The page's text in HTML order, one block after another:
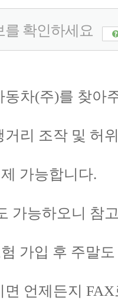
를 확인하세요
차(주)를 찾아
리 조작 및 허
가능합니다.
가능하오니 참
가입 후 주말
언제든지